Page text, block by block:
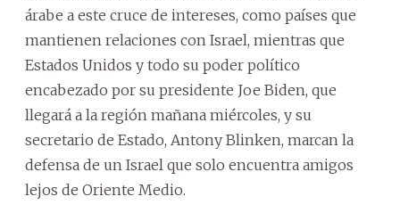
árabe a este cruce de intereses, como países que
mantienen relaciones con Israel, mientras que
Estados Unidos y todo su poder político
encabezado por su presidente Joe Biden, que
llegará a la región mañana miércoles, y su
secretario de Estado, Antony Blinken, marcan la
defensa de un Israel que solo encuentra amigos
lejos de Oriente Medio.